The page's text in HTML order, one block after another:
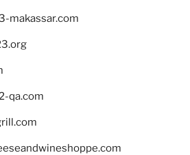
makassar.com
qa.com